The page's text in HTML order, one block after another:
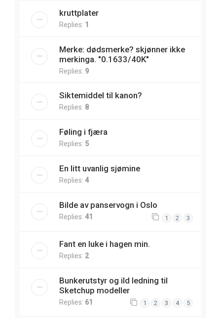
kruttplater
Replies: 1
Merke: dødsmerke? skjønner ikke
merkinga. "0.1633/40K"
Replies: 9
Siktemiddel til kanon?
Replies: 8
Føling i fjæra
Replies: 5
En litt uvanlig sjømine
Replies: 4
Bilde av panservogn i Oslo
Replies: 41 1 2 3
Fant en luke i hagen min.
Replies: 2
Bunkerutstyr og ild ledning til
Sketchup modeller
Replies: 61 1 2 3 4 5